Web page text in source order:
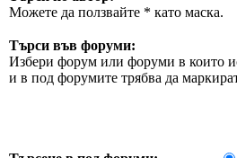
Можете да ползвайте * като маска.
Търси във форуми:
Избери форум или форуми в които
и в под форумите трябва да